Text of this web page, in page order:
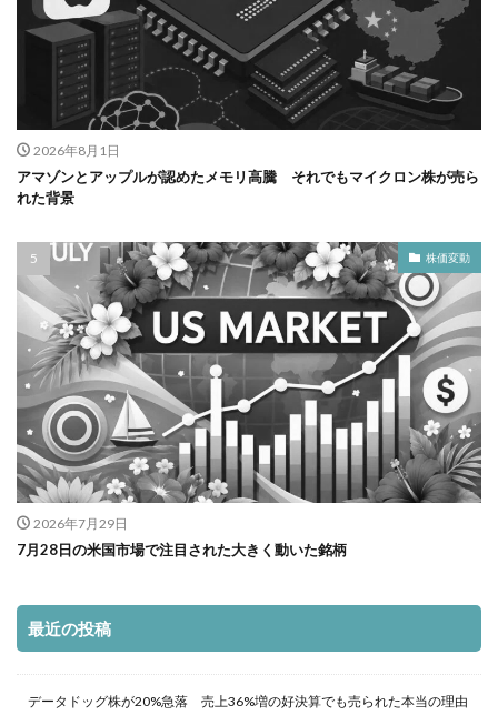
2026年8月1日
アマゾンとアップルが認めたメモリ高騰 それでもマイクロン株が売ら
れた背景
株価変動
2026年7月29日
7月28日の米国市場で注目された大きく動いた銘柄
最近の投稿
データドッグ株が20%急落 売上36%増の好決算でも売られた本当の理由